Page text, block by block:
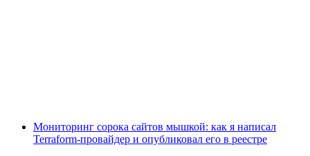
Мониторинг сорока сайтов мышкой: как я написал
Terraform-провайдер и опубликовал его в реестре